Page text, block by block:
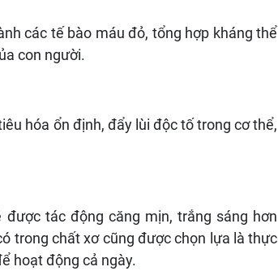
các tế bào máu đỏ, tổng hợp kháng thể
con người.
hóa ổn định, đẩy lùi độc tố trong cơ thể,
tác động căng mịn, trắng sáng hơn
trong chất xơ cũng được chọn lựa là thực
hoạt động cả ngày.